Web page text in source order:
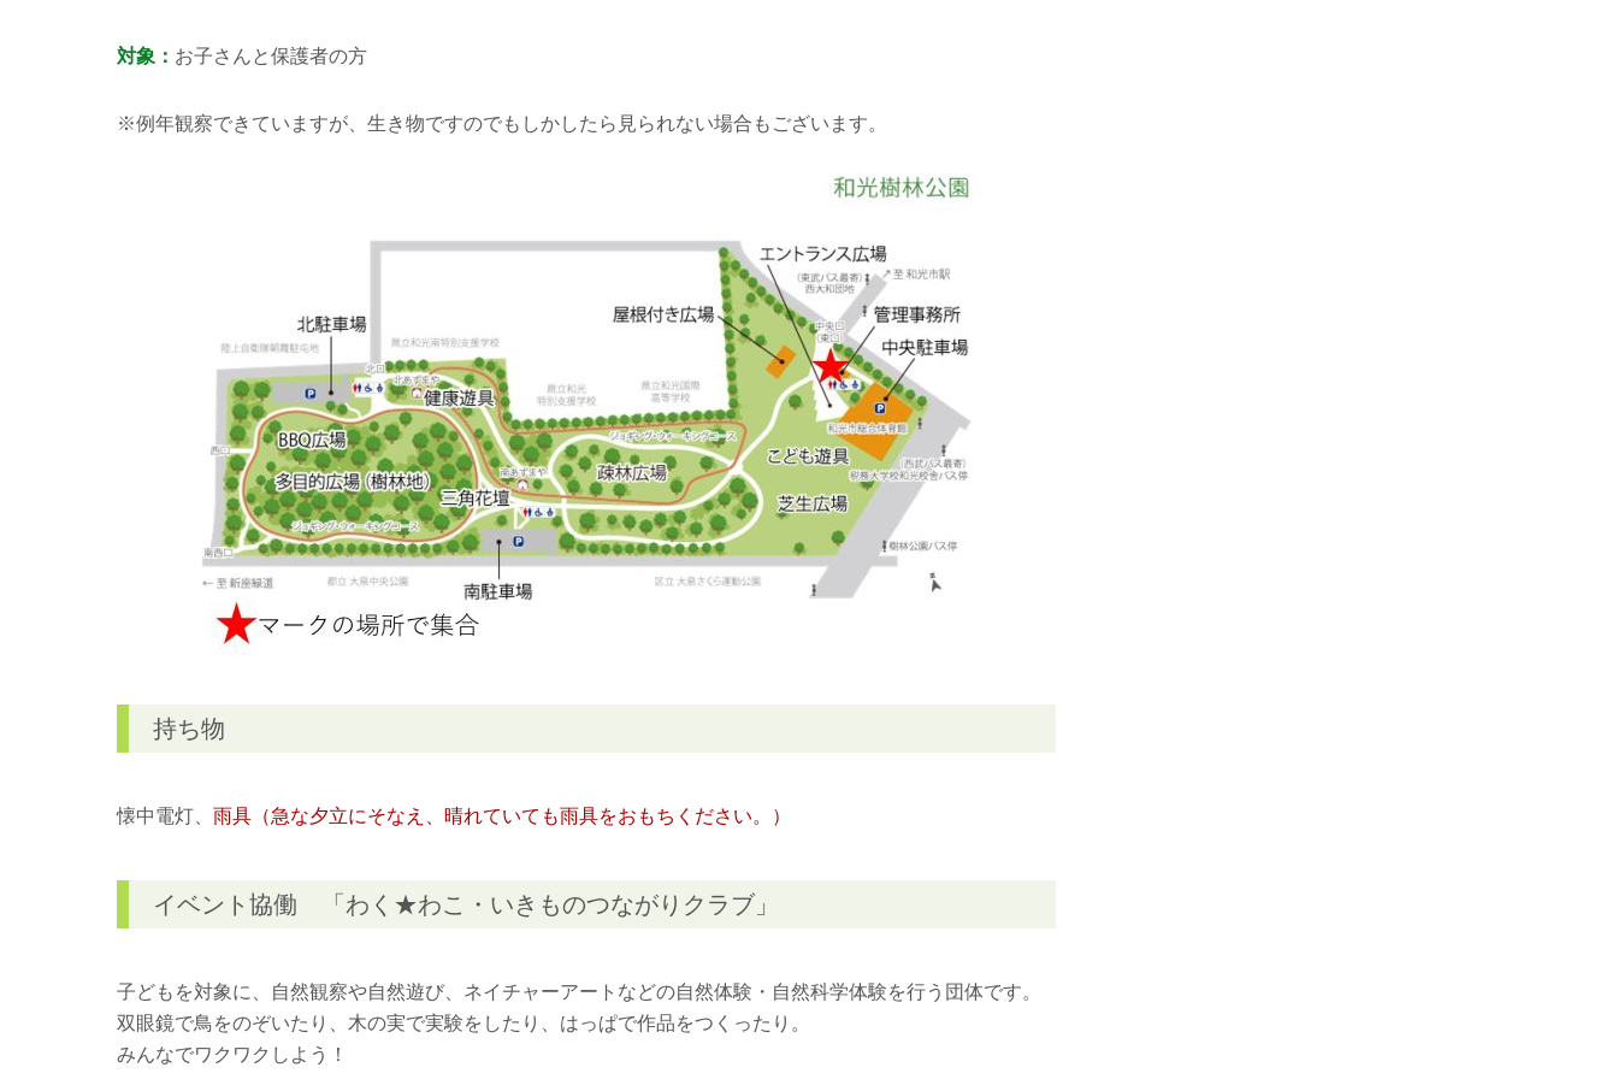
対象： お子さんと保護者の方
※例年観察できていますが、生き物ですのでもしかしたら見られない場合もございます。
持ち物
懐中電灯、 雨具（急な夕立にそなえ、晴れていても雨具をおもちください。）
イベント協働 「わく★わこ・いきものつながりクラブ」
子どもを対象に、自然観察や自然遊び、ネイチャーアートなどの自然体験・自然科学体験を行う団体です。
双眼鏡で鳥をのぞいたり、木の実で実験をしたり、はっぱで作品をつくったり。
みんなでワクワクしよう！